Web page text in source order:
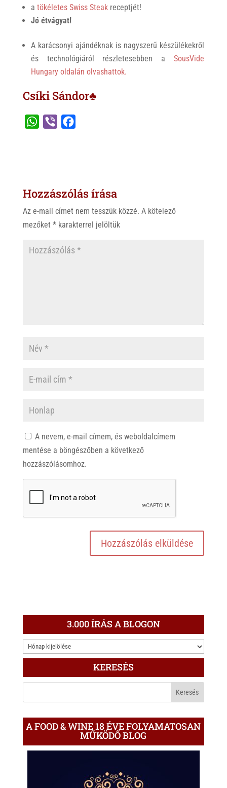
a tökéletes Swiss Steakreceptjét!
Jó étvágyat!
A karácsonyi ajándéknak is nagyszerű készülékekről
és technológiáról részletesebben aSousVide
Hungary oldalán olvashattok.
Csíki Sándor♣
A
p
o
k
Hozzászólás írása
Az e-mail címet nem tesszük közzé. A kötelező
mezőket *karakterrel jelöltük
A nevem, e-mail címem, és weboldalcímem
mentése a böngészőben a következő
hozzászólásomhoz.
3.000 ÍRÁS A BLOGON
3.000
ÍRÁS
KERESÉS
A FOOD & WINE 18 ÉVE FOLYAMATOSAN
MŰKÖDŐ BLOG